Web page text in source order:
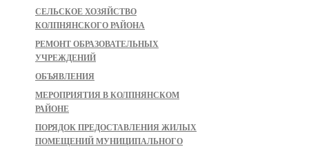
СЕЛЬСКОЕ ХОЗЯЙСТВО
КОЛПНЯНСКОГО РАЙОНА
РЕМОНТ ОБРАЗОВАТЕЛЬНЫХ
УЧРЕЖДЕНИЙ
ОБЪЯВЛЕНИЯ
МЕРОПРИЯТИЯ В КОЛПНЯНСКОМ
РАЙОНЕ
ПОРЯДОК ПРЕДОСТАВЛЕНИЯ ЖИЛЫХ
ПОМЕЩЕНИЙ МУНИЦИПАЛЬНОГО